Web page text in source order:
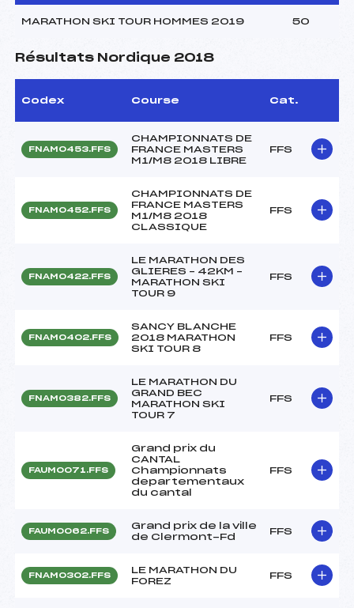
MARATHON SKI TOUR HOMMES 2019 50
Résultats Nordique 2018
Codex Course Cat.
FNAM0453.FFS
CHAMPIONNATS DE
FRANCE MASTERS
M1/M8 2018 LIBRE
FFS
FNAM0452.FFS
CHAMPIONNATS DE
FRANCE MASTERS
M1/M8 2018
CLASSIQUE
FFS
FNAM0422.FFS
LE MARATHON DES
GLIERES – 42KM –
MARATHON SKI
TOUR 9
FFS
FNAM0402.FFS
SANCY BLANCHE
2018 MARATHON
SKI TOUR 8
FFS
FNAM0382.FFS
LE MARATHON DU
GRAND BEC
MARATHON SKI
TOUR 7
FFS
FAUM0071.FFS
Grand prix du
CANTAL
Championnats
departementaux
du cantal
FFS
FAUM0062.FFS
Grand prix de la ville
de Clermont-Fd
FFS
FNAM0302.FFS
LE MARATHON DU
FOREZ
FFS